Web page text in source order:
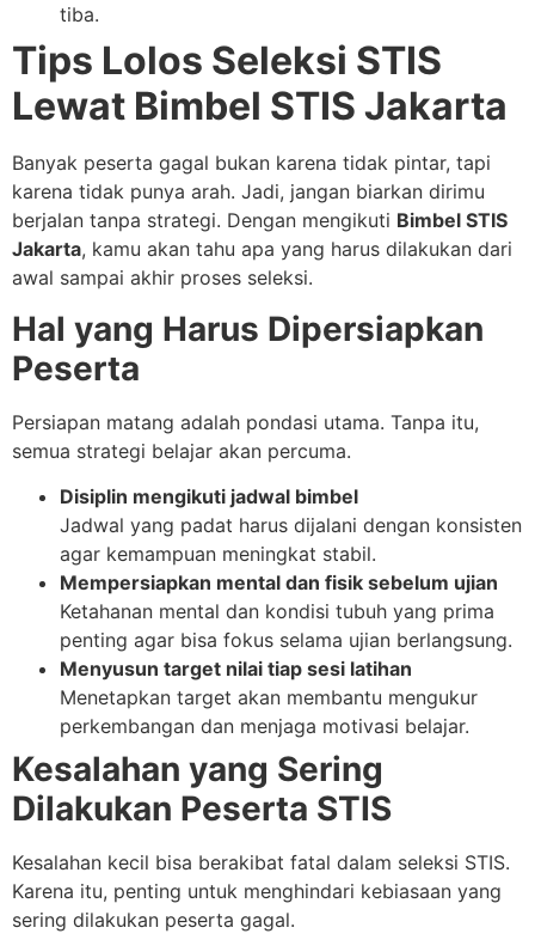
tiba.
Tips Lolos Seleksi STIS
Lewat Bimbel STIS Jakarta
Banyak peserta gagal bukan karena tidak pintar, tapi
karena tidak punya arah. Jadi, jangan biarkan dirimu
berjalan tanpa strategi. Dengan mengikuti Bimbel STIS
Jakarta, kamu akan tahu apa yang harus dilakukan dari
awal sampai akhir proses seleksi.
Hal yang Harus Dipersiapkan
Peserta
Persiapan matang adalah pondasi utama. Tanpa itu,
semua strategi belajar akan percuma.
Disiplin mengikuti jadwal bimbel
Jadwal yang padat harus dijalani dengan konsisten
agar kemampuan meningkat stabil.
Mempersiapkan mental dan fisik sebelum ujian
Ketahanan mental dan kondisi tubuh yang prima
penting agar bisa fokus selama ujian berlangsung.
Menyusun target nilai tiap sesi latihan
Menetapkan target akan membantu mengukur
perkembangan dan menjaga motivasi belajar.
Kesalahan yang Sering
Dilakukan Peserta STIS
Kesalahan kecil bisa berakibat fatal dalam seleksi STIS.
Karena itu, penting untuk menghindari kebiasaan yang
sering dilakukan peserta gagal.